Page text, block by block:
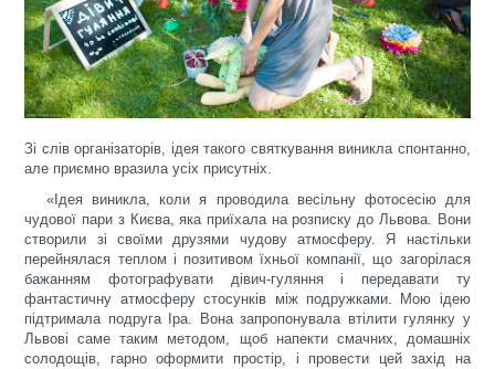
Зі слів організаторів, ідея такого святкування виникла спонтанно,
але приємно вразила усіх присутніх.
«Ідея виникла, коли я проводила весільну фотосесію для
чудової пари з Києва, яка приїхала на розписку до Львова. Вони
створили зі своїми друзями чудову атмосферу. Я настільки
перейнялася теплом і позитивом їхньої компанії, що загорілася
бажанням фотографувати дівич-гуляння і передавати ту
фантастичну атмосферу стосунків між подружками. Мою ідею
підтримала подруга Іра. Вона запропонувала втілити гулянку у
Львові саме таким методом, щоб напекти смачних, домашніх
солодощів, гарно оформити простір, і провести цей захід на